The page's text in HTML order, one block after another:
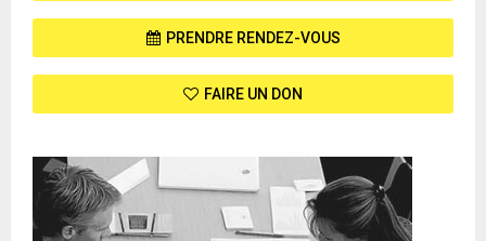
PRENDRE RENDEZ-VOUS
FAIRE UN DON